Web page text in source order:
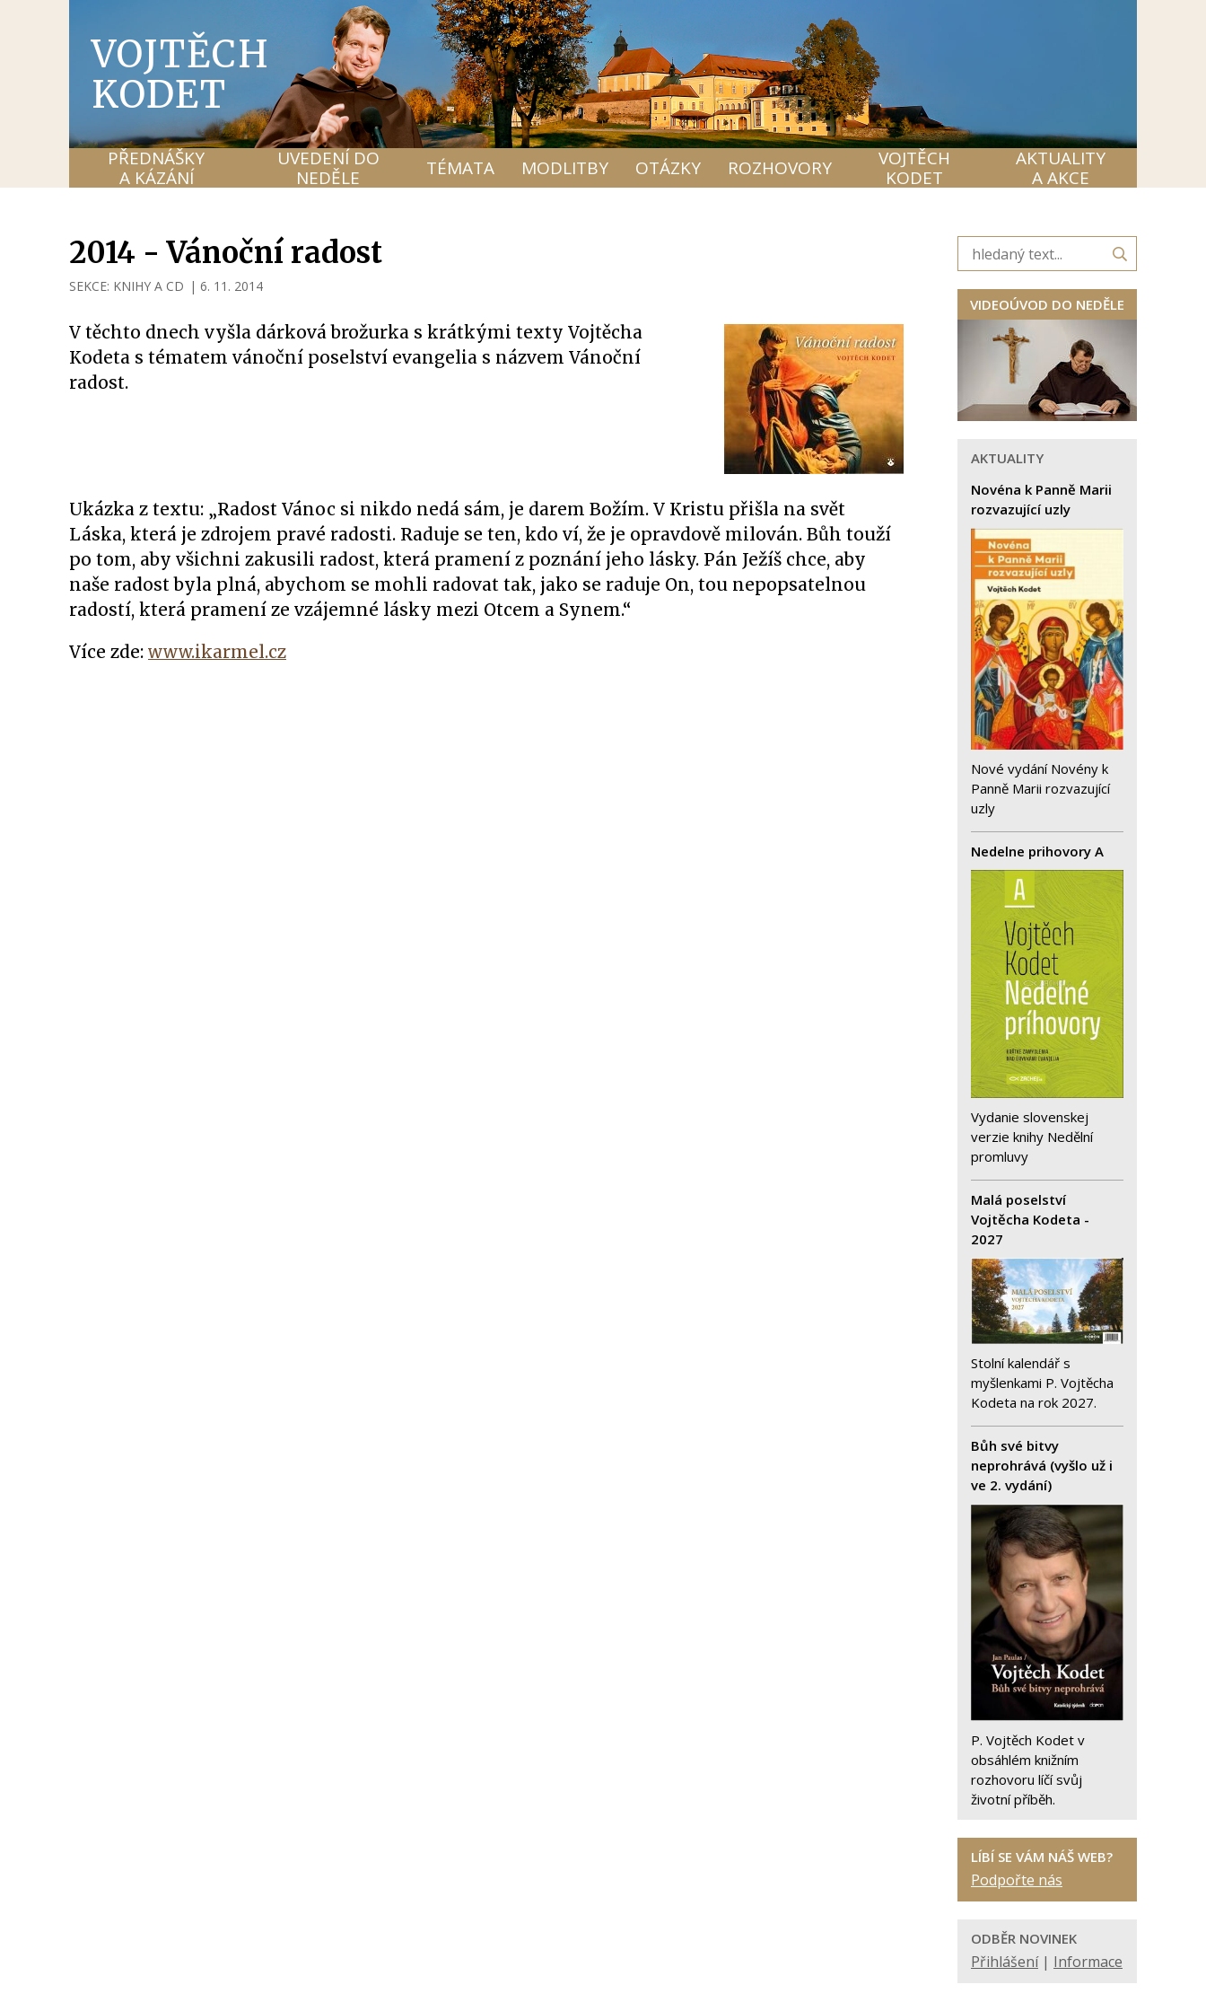
VOJTĚCH
KODET
PŘEDNÁŠKY
A KÁZÁNÍ
UVEDENÍ DO
NEDĚLE
TÉMATA MODLITBY OTÁZKY ROZHOVORY
VOJTĚCH
KODET
AKTUALITY
A AKCE
2014 - Vánoční radost
SEKCE: KNIHY A CD | 6. 11. 2014
V těchto dnech vyšla dárková brožurka s krátkými texty Vojtěcha
Kodeta s tématem vánoční poselství evangelia s názvem Vánoční
radost.
Ukázka z textu: „Radost Vánoc si nikdo nedá sám, je darem Božím. V Kristu přišla na svět
Láska, která je zdrojem pravé radosti. Raduje se ten, kdo ví, že je opravdově milován. Bůh touží
po tom, aby všichni zakusili radost, která pramení z poznání jeho lásky. Pán Ježíš chce, aby
naše radost byla plná, abychom se mohli radovat tak, jako se raduje On, tou nepopsatelnou
radostí, která pramení ze vzájemné lásky mezi Otcem a Synem.“
Více zde: www.ikarmel.cz
VIDEOÚVOD DO NEDĚLE
AKTUALITY
Novéna k Panně Marii
rozvazující uzly
Nové vydání Novény k
Panně Marii rozvazující
uzly
Nedelne prihovory A
Vydanie slovenskej
verzie knihy Nedělní
promluvy
Malá poselství
Vojtěcha Kodeta -
2027
Stolní kalendář s
myšlenkami P. Vojtěcha
Kodeta na rok 2027.
Bůh své bitvy
neprohrává (vyšlo už i
ve 2. vydání)
P. Vojtěch Kodet v
obsáhlém knižním
rozhovoru líčí svůj
životní příběh.
LÍBÍ SE VÁM NÁŠ WEB?
Podpořte nás
ODBĚR NOVINEK
Přihlášení| Informace